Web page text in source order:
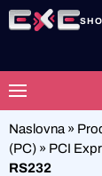
Naslovna »
(PC) » PCI
RS232